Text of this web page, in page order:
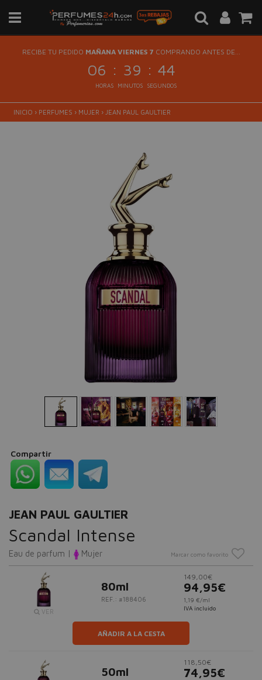
RECIBE TU PEDIDO MAÑANA VIERNES 7 COMPRANDO ANTES DE...
06 : 39 : 44
HORAS MINUTOS SEGUNDOS
INICIO › PERFUMES › MUJER › JEAN PAUL GAULTIER
Compartir
JEAN PAUL GAULTIER
Scandal Intense
Eau de parfum | Mujer Marcar como favorito
VER
80ml
REF.: #188406
149,00€
94,95€
1,19 €/ml
IVA incluido
AÑADIR A LA CESTA
50ml
118,50€
74,95€